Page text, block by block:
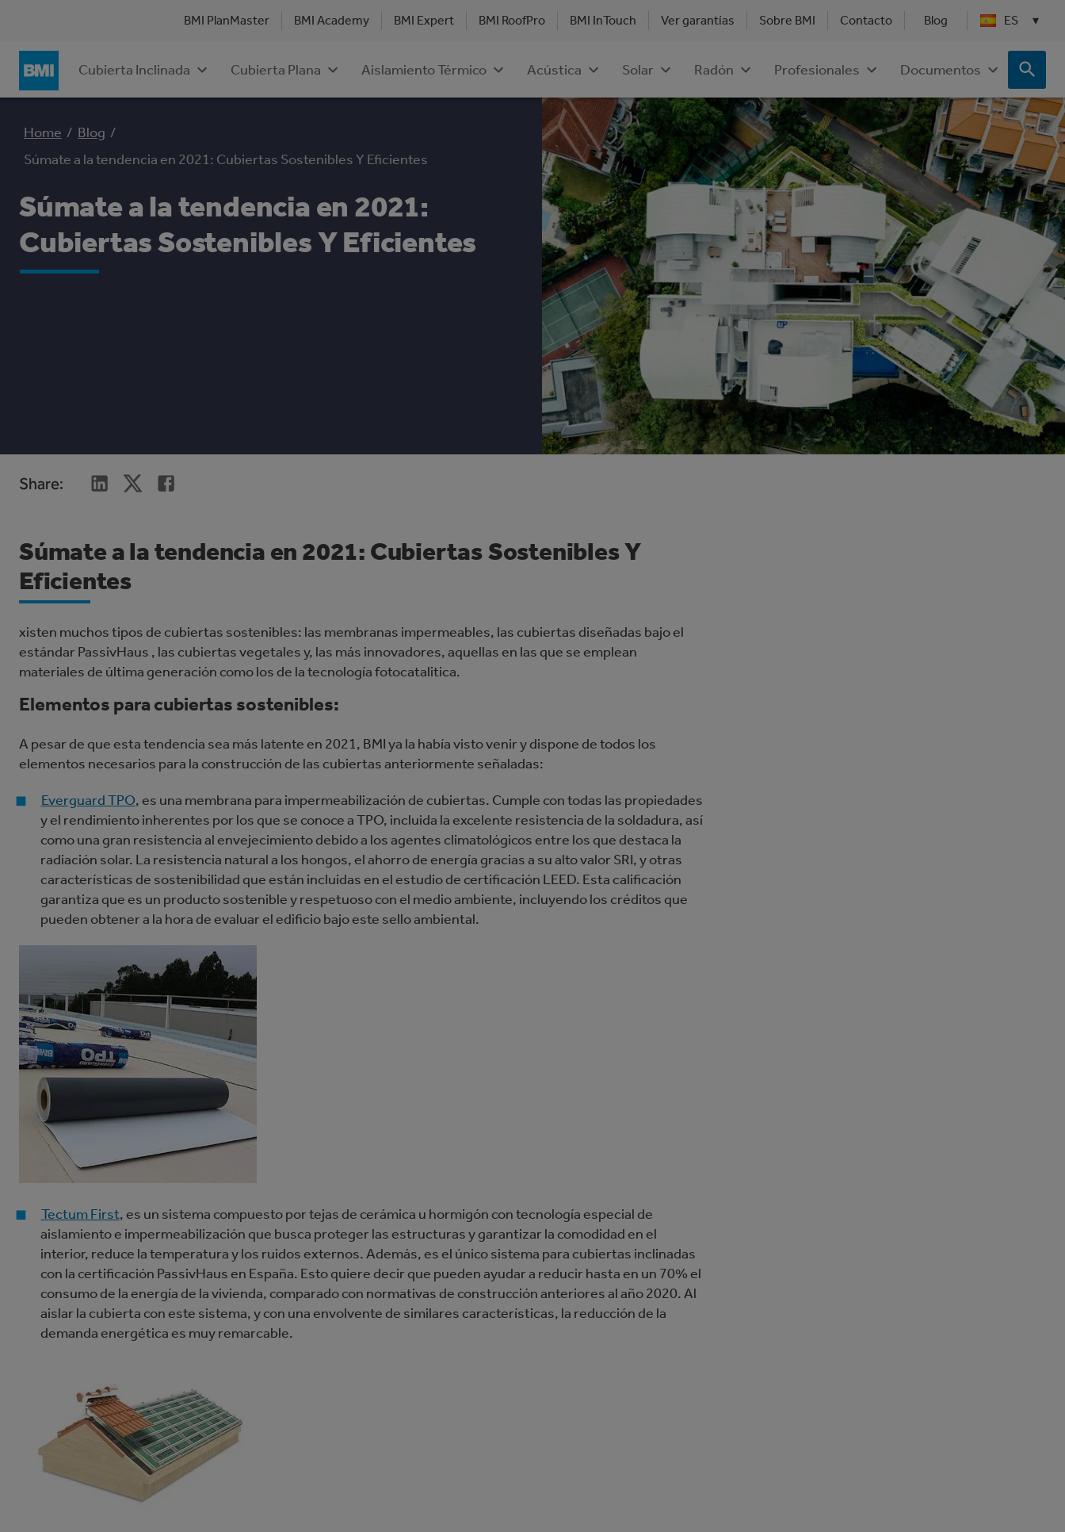
BMI PlanMaster BMI Academy BMI Expert BMI RoofPro BMI InTouch Ver garantías Sobre BMI Contacto Blog ES ▾
Cubierta Inclinada Cubierta Plana Aislamiento Térmico Acústica Solar Radón Profesionales Documentos
Home / Blog /
Súmate a la tendencia en 2021: Cubiertas Sostenibles Y Eficientes
Súmate a la tendencia en 2021:
Cubiertas Sostenibles Y Eficientes
Share:
Súmate a la tendencia en 2021: Cubiertas Sostenibles Y
Eficientes
xisten muchos tipos de cubiertas sostenibles: las membranas impermeables, las cubiertas diseñadas bajo el
estándar PassivHaus , las cubiertas vegetales y, las más innovadores, aquellas en las que se emplean
materiales de última generación como los de la tecnología fotocatalitica.
Elementos para cubiertas sostenibles:
A pesar de que esta tendencia sea más latente en 2021, BMI ya la había visto venir y dispone de todos los
elementos necesarios para la construcción de las cubiertas anteriormente señaladas:
Everguard TPO, es una membrana para impermeabilización de cubiertas. Cumple con todas las propiedades
y el rendimiento inherentes por los que se conoce a TPO, incluida la excelente resistencia de la soldadura, así
como una gran resistencia al envejecimiento debido a los agentes climatológicos entre los que destaca la
radiación solar. La resistencia natural a los hongos, el ahorro de energía gracias a su alto valor SRI, y otras
características de sostenibilidad que están incluidas en el estudio de certificación LEED. Esta calificación
garantiza que es un producto sostenible y respetuoso con el medio ambiente, incluyendo los créditos que
pueden obtener a la hora de evaluar el edificio bajo este sello ambiental.
Tectum First, es un sistema compuesto por tejas de cerámica u hormigón con tecnología especial de
aislamiento e impermeabilización que busca proteger las estructuras y garantizar la comodidad en el
interior, reduce la temperatura y los ruidos externos. Además, es el único sistema para cubiertas inclinadas
con la certificación PassivHaus en España. Esto quiere decir que pueden ayudar a reducir hasta en un 70% el
consumo de la energía de la vivienda, comparado con normativas de construcción anteriores al año 2020. Al
aislar la cubierta con este sistema, y con una envolvente de similares características, la reducción de la
demanda energética es muy remarcable.